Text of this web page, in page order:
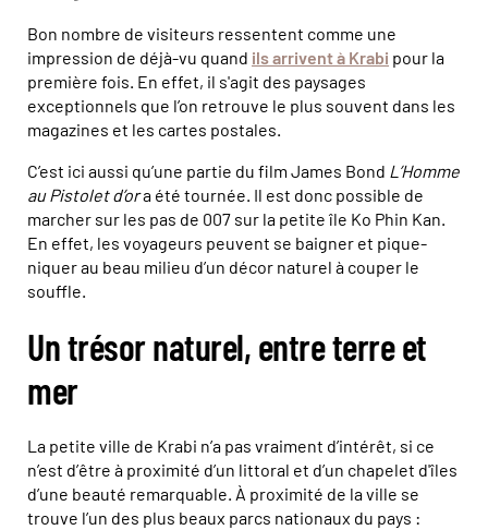
Bon nombre de visiteurs ressentent comme une
impression de déjà-vu quand ils arrivent à Krabi pour la
première fois. En effet, il s'agit des paysages
exceptionnels que l’on retrouve le plus souvent dans les
magazines et les cartes postales.
C’est ici aussi qu’une partie du film James Bond L’Homme
au Pistolet d’ora été tournée. Il est donc possible de
marcher sur les pas de 007 sur la petite île Ko Phin Kan.
En effet, les voyageurs peuvent se baigner et pique-
niquer au beau milieu d’un décor naturel à couper le
souffle.
Un trésor naturel, entre terre et
mer
La petite ville de Krabi n’a pas vraiment d’intérêt, si ce
n’est d’être à proximité d’un littoral et d’un chapelet d'îles
d’une beauté remarquable. À proximité de la ville se
trouve l’un des plus beaux parcs nationaux du pays :